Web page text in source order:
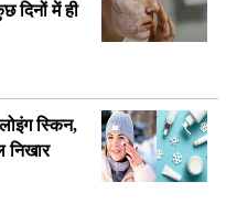
दिनों में ही
स्किन,